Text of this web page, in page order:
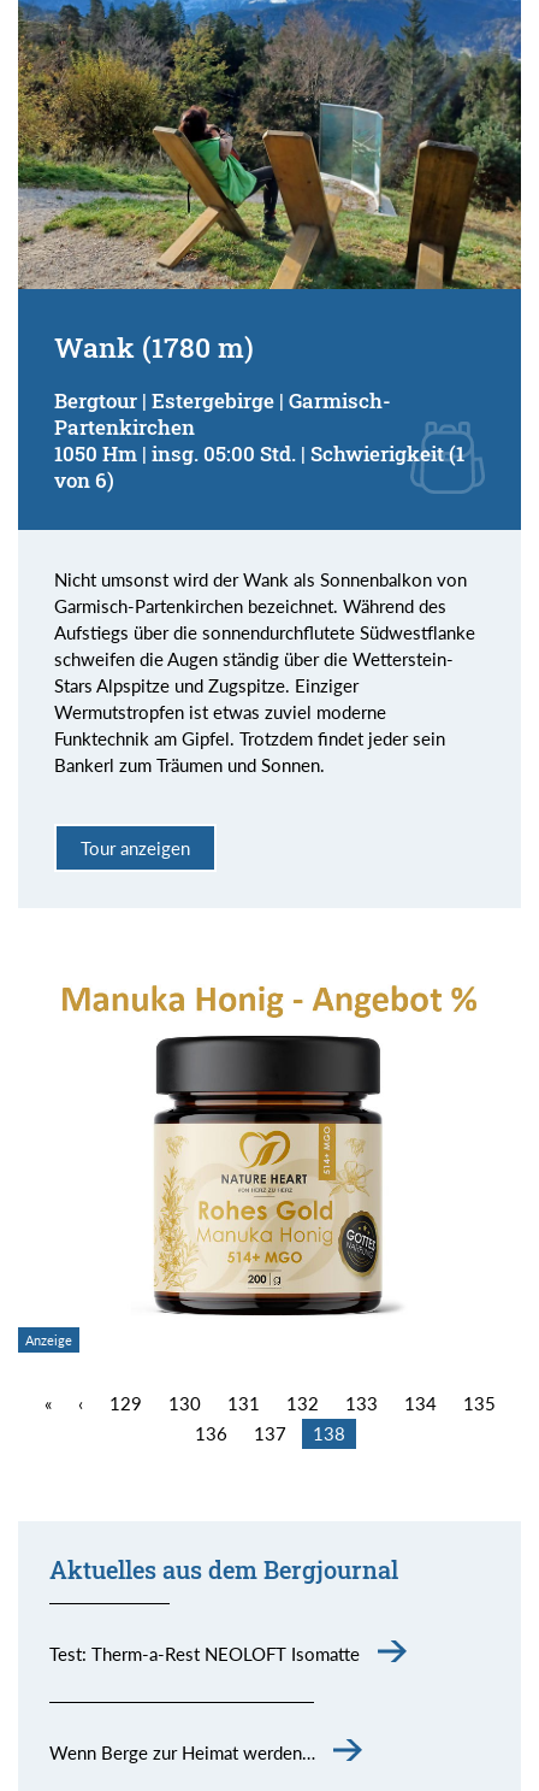
Wank (1780 m)
Bergtour | Estergebirge | Garmisch-
Partenkirchen
1050 Hm | insg. 05:00 Std. | Schwierigkeit (1
von 6)
Nicht umsonst wird der Wank als Sonnenbalkon von
Garmisch-Partenkirchen bezeichnet. Während des
Aufstiegs über die sonnendurchflutete Südwestflanke
schweifen die Augen ständig über die Wetterstein-
Stars Alpspitze und Zugspitze. Einziger
Wermutstropfen ist etwas zuviel moderne
Funktechnik am Gipfel. Trotzdem findet jeder sein
Bankerl zum Träumen und Sonnen.
Tour anzeigen
« ‹ 129 130 131 132 133 134
135
136
137 138
Aktuelles aus dem Bergjournal
Test: Therm-a-Rest NEOLOFT Isomatte
Wenn Berge zur Heimat werden…